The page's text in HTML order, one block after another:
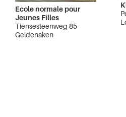
Ecole normale pour
Jeunes Filles
Tiensesteenweg 85
Geldenaken